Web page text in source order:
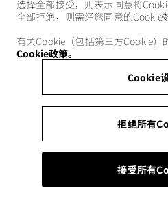
选择全部接受，则表示同意将
全部拒绝，则需经您同意的Cookie
有关Cookie（包括第三方Cookie
Cookie政策。
Cookie
拒绝所有
接受所有